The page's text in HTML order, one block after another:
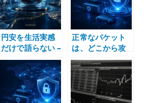
円安を生活実感
だけで語らない –
ドル円 150 円台
と物価・賃金で
見る
正常なパケット
は、どこから攻
撃になるのか –
通信量と資源か
ら考えるファイ
アウォール設計